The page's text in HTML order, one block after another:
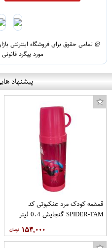
@ تمامی حقوق برای فروشگاه اینترنتی
مورد پیگرد
پیشنهاد
قمقمه کودک مرد عنکبوتی کد
SPIDER-TAM گنجایش 0.4 لیتر
۱۵۴,۰۰۰